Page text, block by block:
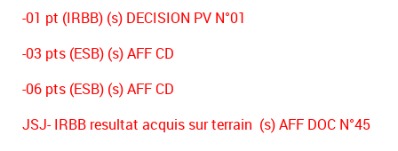
-01 pt (IRBB) (s) DECISION PV N°01
-03 pts (ESB) (s) AFF CD
-06 pts (ESB) (s) AFF CD
JSJ- IRBB resultat acquis sur terrain (s) AFF DOC N°45